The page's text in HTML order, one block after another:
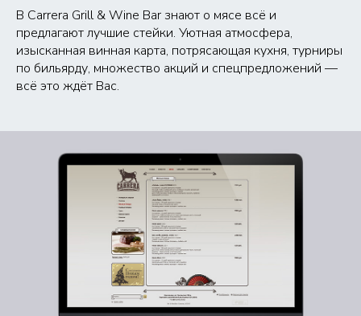
В Carrera Grill & Wine Bar знают о мясе всё и
предлагают лучшие стейки. Уютная атмосфера,
изысканная винная карта, потрясающая кухня, турниры
по бильярду, множество акций и спецпредложений —
всё это ждёт Вас.